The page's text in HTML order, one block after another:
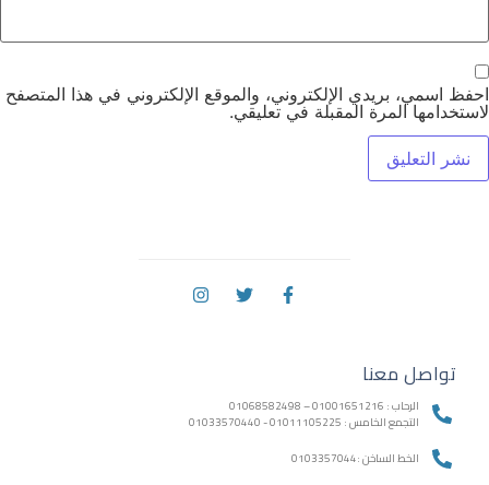
احفظ اسمي، بريدي الإلكتروني، والموقع الإلكتروني في هذا المتصفح
لاستخدامها المرة المقبلة في تعليقي.
تواصل معنا
الرحاب : 01001651216 – 01068582498
التجمع الخامس : 01011105225 - 01033570440
الخط الساخن :0103357044